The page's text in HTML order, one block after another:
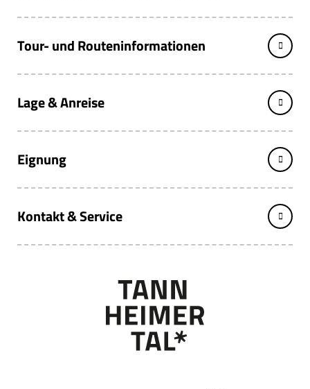
Tour- und Routeninformationen
Lage & Anreise
Eignung
Kontakt & Service